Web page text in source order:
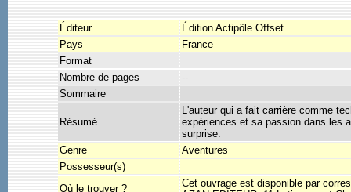
Éditeur
Édition Actipôle Offset
Pays
France
Format
Nombre de pages
--
Sommaire
Résumé
L'auteur qui a fait carrière comme
expériences et sa passion dans les
surprise.
Genre
Aventures
Possesseur(s)
Où le trouver ?
Cet ouvrage est disponible par